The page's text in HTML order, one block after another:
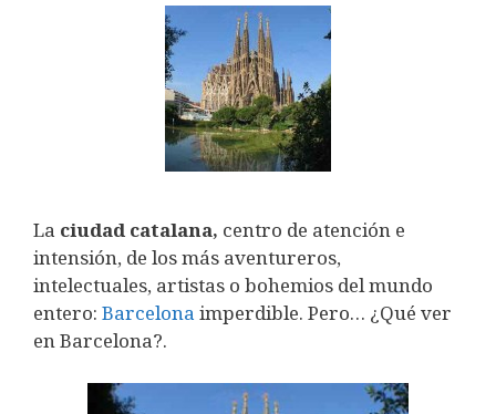
La ciudad catalana, centro de atención e
intensión, de los más aventureros,
intelectuales, artistas o bohemios del mundo
entero: Barcelona imperdible. Pero… ¿Qué ver
en Barcelona?.